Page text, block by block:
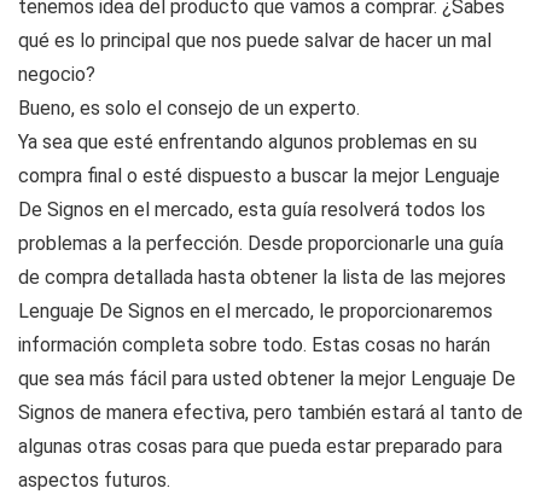
tenemos idea del producto que vamos a comprar. ¿Sabes
qué es lo principal que nos puede salvar de hacer un mal
negocio?
Bueno, es solo el consejo de un experto.
Ya sea que esté enfrentando algunos problemas en su
compra final o esté dispuesto a buscar la mejor Lenguaje
De Signos en el mercado, esta guía resolverá todos los
problemas a la perfección. Desde proporcionarle una guía
de compra detallada hasta obtener la lista de las mejores
Lenguaje De Signos en el mercado, le proporcionaremos
información completa sobre todo. Estas cosas no harán
que sea más fácil para usted obtener la mejor Lenguaje De
Signos de manera efectiva, pero también estará al tanto de
algunas otras cosas para que pueda estar preparado para
aspectos futuros.